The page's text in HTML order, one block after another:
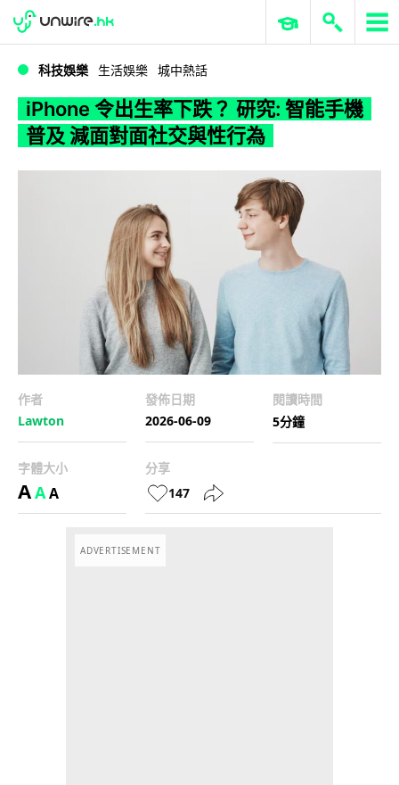
WWDC 2026 ERP 與商業 AI
科技娛樂 生活娛樂 城中熱話
iPhone 令出生率下跌？ 研究: 智能手機
普及 減面對面社交與性行為
作者
Lawton
發佈日期
2026-06-09
閱讀時間
5分鐘
字體大小
AAA
分享
147
ADVERTISEMENT